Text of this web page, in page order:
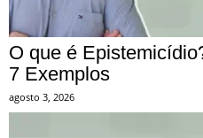
O que é
7 Exemplos
agosto 3, 2026